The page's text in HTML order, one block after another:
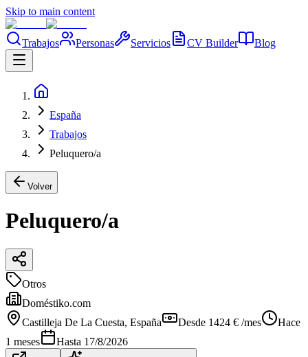
Skip to main content
Trabajos Personas Servicios CV Builder Blog
España
Trabajos
Peluquero/a
Volver
Peluquero/a
Otros
Doméstiko.com
Castilleja De La Cuesta, España Desde 1424 € /mes
Hace
1 meses
Hasta 17/8/2026